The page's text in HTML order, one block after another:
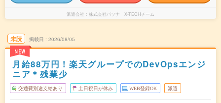
派遣会社 株式会社パソナ X-TECHチーム
未読
NEW
掲載日 2026/08/05
月給88万円！楽天グループでのDevOpsエンジ
ニア＊残業少
交通費別途支給あり 土日祝日が休み WEB登録OK 派遣